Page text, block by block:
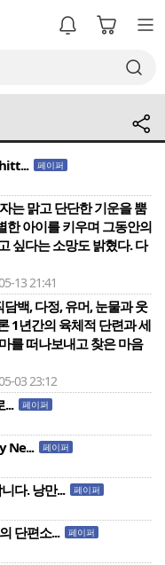
페이퍼
는 맑고 단단한 기운을 뿜
한 아이를 키우며 그동안의
싶다는 소망도 밝혔다. 다
13 21:41
백, 다정, 유머, 눈물과 웃
1년간의 육체적 단련과 세
를 떠나보내고 찾은 마음
03 23:12
... 페이퍼
Ne... 페이퍼
다. 낭만... 페이퍼
단편소... 페이퍼